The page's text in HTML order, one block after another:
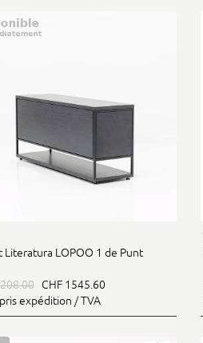
Literatura LOPOO 1 de Punt
CHF 1545.60
expédition / TVA